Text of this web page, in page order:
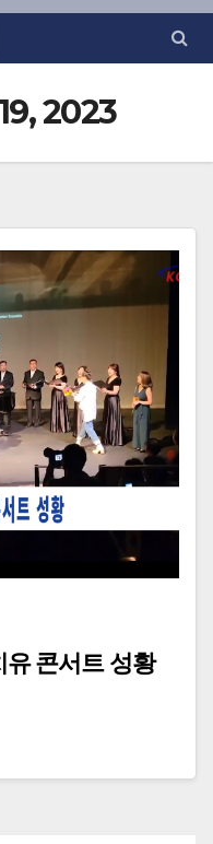
2023
콘서트 성황